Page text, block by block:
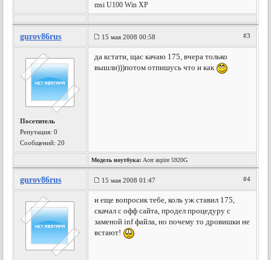
msi U100 Win XP
gurov86rus 15 мая 2008 00:58 #3
Посетитель
Репутация:0
Сообщений: 20
да кстати, щас качаю 175, вчера только
вышли)))потом отпишусь что и как
Модель ноутбука: Acer aspire 5920G
gurov86rus 15 мая 2008 01:47 #4
и еще вопросик тебе, коль уж ставил 175,
скачал с офф сайта, продел процедуру с
заменой inf файла, но почему то дровишки не
встают!